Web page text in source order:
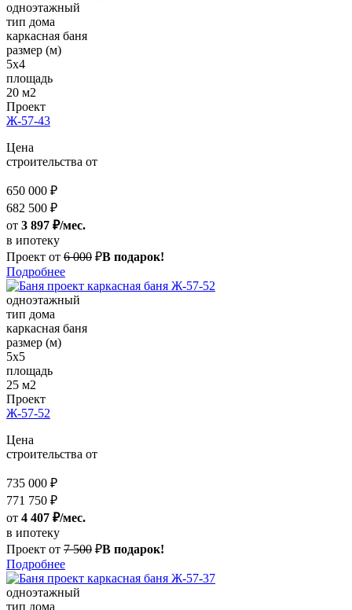
одноэтажный
тип дома
каркасная баня
размер (м)
5x4
площадь
20 м2
Проект
Ж-57-43
Цена
строительства от
650 000 ₽
682 500 ₽
от 3 897 ₽/мес.
в ипотеку
Проект от 6 000 ₽В подарок!
Подробнее
одноэтажный
тип дома
каркасная баня
размер (м)
5x5
площадь
25 м2
Проект
Ж-57-52
Цена
строительства от
735 000 ₽
771 750 ₽
от 4 407 ₽/мес.
в ипотеку
Проект от 7 500 ₽В подарок!
Подробнее
одноэтажный
тип дома